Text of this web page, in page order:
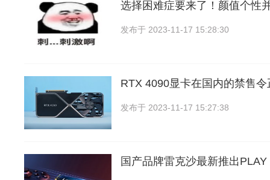
选择困难症要来了！颜值个性
发布于 2023-11-17 15:28:30
RTX 4090显卡在国内的禁售
发布于 2023-11-17 15:27:38
国产品牌雷克沙最新推出